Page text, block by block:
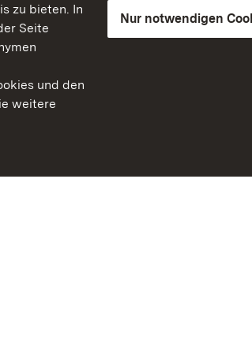
zu bieten. In
Seite
und den
weitere
Nur notwendigen